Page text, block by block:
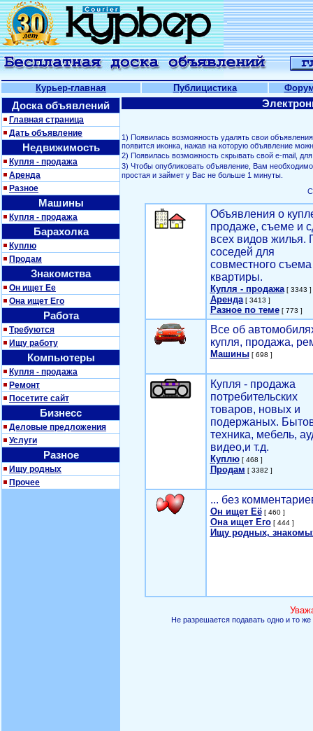
Курьер-главная Публицистика
Доска объявлений
Главная страница
Дать объявление
Недвижимость
Купля - продажа
Аренда
Разное
Машины
Купля - продажа
Барахолка
Куплю
Продам
Знакомства
Он ищет Ее
Она ищет Его
Работа
Требуются
Ищу работу
Компьютеры
Купля - продажа
Ремонт
Посетите сайт
Бизнесс
Деловые предложения
Услуги
Разное
Ищу родных
Прочее
1) Появилась возможность удалять свои
появится иконка, нажав на которую объявление
2) Появилась возможность скрывать свой е-mail,
3) Чтобы опубликовать объявление, Вам
простая и займет у Вас не больше 1 минуты.
Объявления о
продаже, съеме и
всех видов жилья.
соседей для
совместного съема
квартиры.
Купля - продажа[ 3343 ]
Аренда[ 3413 ]
Разное по теме[ 773 ]
Все об
купля, продажа,
Машины[ 698 ]
Купля - продажа
потребительских
товаров, новых и
подержаных.
техника, мебель,
видео,и т.д.
Куплю[ 468 ]
Продам [ 3382 ]
... без
Он ищет Её[ 460 ]
Она ищет Его[ 444 ]
Ищу родных,
Не разрешается подавать одно и то